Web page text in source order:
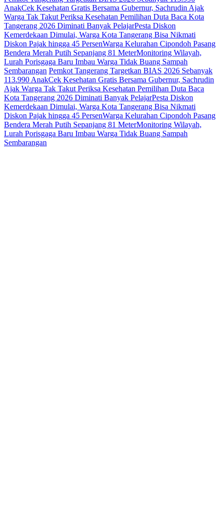
AnakCek Kesehatan Gratis Bersama Gubernur, Sachrudin Ajak
Warga Tak Takut Periksa Kesehatan Pemilihan Duta Baca Kota
Tangerang 2026 Diminati Banyak PelajarPesta Diskon
Kemerdekaan Dimulai, Warga Kota Tangerang Bisa Nikmati
Diskon Pajak hingga 45 PersenWarga Kelurahan Cipondoh Pasang
Bendera Merah Putih Sepanjang 81 MeterMonitoring Wilayah,
Lurah Porisgaga Baru Imbau Warga Tidak Buang Sampah
Sembarangan Pemkot Tangerang Targetkan BIAS 2026 Sebanyak
113.990 AnakCek Kesehatan Gratis Bersama Gubernur, Sachrudin
Ajak Warga Tak Takut Periksa Kesehatan Pemilihan Duta Baca
Kota Tangerang 2026 Diminati Banyak PelajarPesta Diskon
Kemerdekaan Dimulai, Warga Kota Tangerang Bisa Nikmati
Diskon Pajak hingga 45 PersenWarga Kelurahan Cipondoh Pasang
Bendera Merah Putih Sepanjang 81 MeterMonitoring Wilayah,
Lurah Porisgaga Baru Imbau Warga Tidak Buang Sampah
Sembarangan